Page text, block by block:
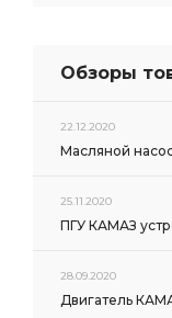
Обзоры
22.12.2020
Масляной
25.11.2020
ПГУ КАМАЗ
28.09.2020
Двигатель